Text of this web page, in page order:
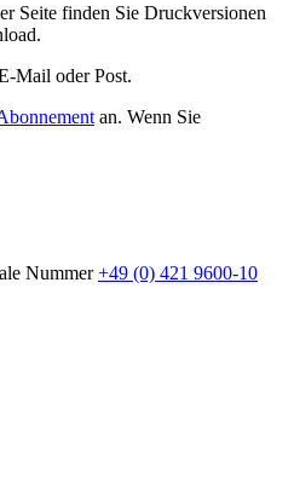
Seite finden Sie Druckversionen
Mail oder Post.
an. Wenn Sie
Nummer+49 (0) 421 9600-10